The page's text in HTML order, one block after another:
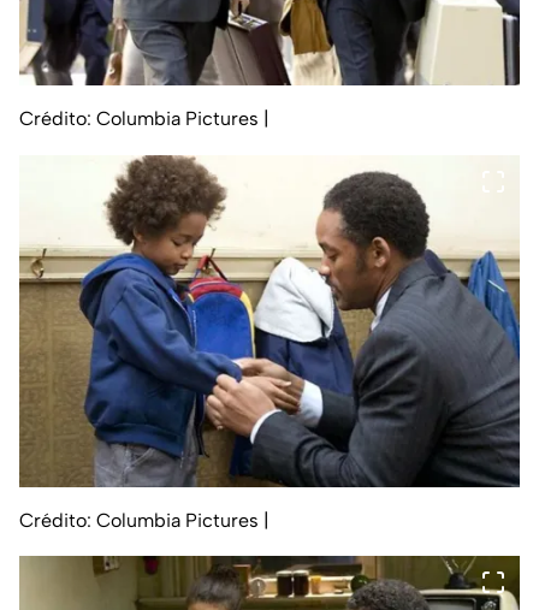
Crédito: Columbia Pictures |
Crédito: Columbia Pictures |